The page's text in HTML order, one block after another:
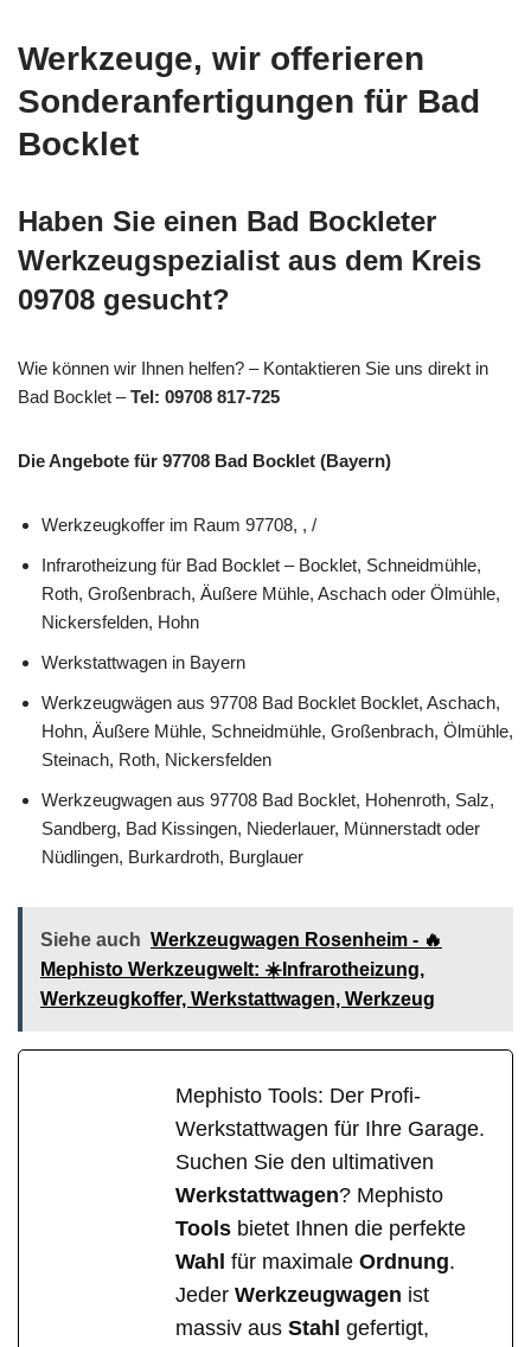
Werkzeuge, wir offerieren
Sonderanfertigungen für Bad
Bocklet
Haben Sie einen Bad Bockleter
Werkzeugspezialist aus dem Kreis
09708 gesucht?
Wie können wir Ihnen helfen? – Kontaktieren Sie uns direkt in
Bad Bocklet –Tel: 09708 817-725
Die Angebote für 97708 Bad Bocklet (Bayern)
Werkzeugkoffer im Raum 97708, , /
Infrarotheizung für Bad Bocklet – Bocklet, Schneidmühle,
Roth, Großenbrach, Äußere Mühle, Aschach oder Ölmühle,
Nickersfelden, Hohn
Werkstattwagen in Bayern
Werkzeugwägen aus 97708 Bad Bocklet Bocklet, Aschach,
Hohn, Äußere Mühle, Schneidmühle, Großenbrach, Ölmühle,
Steinach, Roth, Nickersfelden
Werkzeugwagen aus 97708 Bad Bocklet, Hohenroth, Salz,
Sandberg, Bad Kissingen, Niederlauer, Münnerstadt oder
Nüdlingen, Burkardroth, Burglauer
Siehe auch Werkzeugwagen Rosenheim - 🔥
Mephisto Werkzeugwelt: ☀️Infrarotheizung,
Werkzeugkoffer, Werkstattwagen, Werkzeug
Mephisto Tools: Der Profi-
Werkstattwagen für Ihre Garage.
Suchen Sie den ultimativen
Werkstattwagen? Mephisto
Tools bietet Ihnen die perfekte
Wahl für maximale Ordnung.
Jeder Werkzeugwagen ist
massiv aus Stahl gefertigt,